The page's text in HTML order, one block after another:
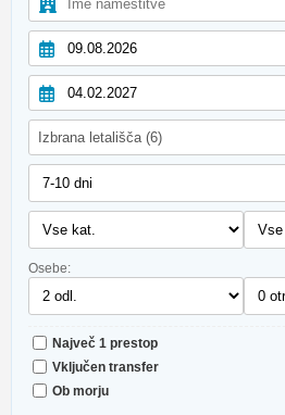
Izbrana letališča (6)
Osebe:
Največ 1 prestop
Vključen transfer
Ob morju